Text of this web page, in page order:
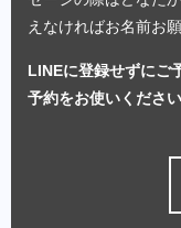
えなければお名前お
LINEに登録せずにご
予約をお使いください